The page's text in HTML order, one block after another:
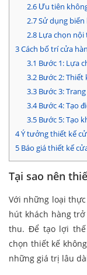
2.6Ưu tiên
2.7Sử dụng biển
2.8Lựa chọn nội
3Cách bố trí cửa
3.1 Bước 1: Lựa
3.2Bước 2: Thiết
3.3Bước 3:
3.4Bước 4: Tạo
3.5Bước 5: Tạo
4Ý tưởng thiết kế
5 Báo giá thiết kế
Tại sao nên
Với những loại
hút khách hàng
thu. Để tạo lợi
chọn thiết kế
những giá trị lâu